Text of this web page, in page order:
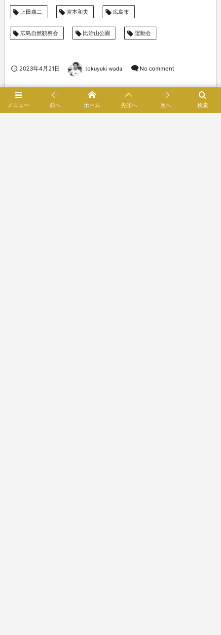
上田康二 宮本和夫 広島市
広島自然観察会 比治山公園 運動会
2023年4月21日 tokuyuki wada No comment
Leave a comment
メニュー 検索
前へ ホーム 先頭へ 次へ